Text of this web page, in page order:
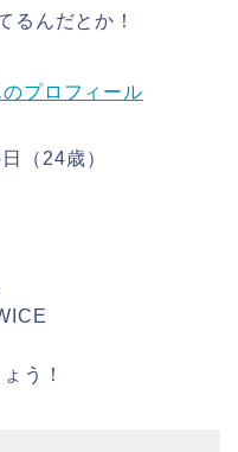
るんだとか！
プロフィール
（24歳）
う！